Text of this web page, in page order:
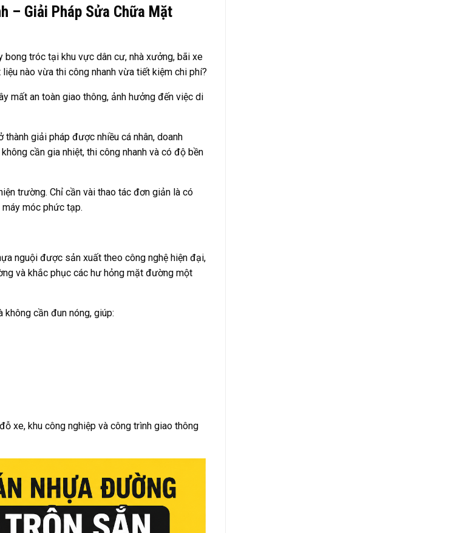
– Giải Pháp Sửa Chữa Mặt
bong tróc tại khu vực dân cư, nhà xưởng, bãi xe
nào vừa thi công nhanh vừa tiết kiệm chi phí?
mất an toàn giao thông, ảnh hưởng đến việc di
thành giải pháp được nhiều cá nhân, doanh
cần gia nhiệt, thi công nhanh và có độ bền
trường. Chỉ cần vài thao tác đơn giản là có
móc phức tạp.
nguội được sản xuất theo công nghệ hiện đại,
và khắc phục các hư hỏng mặt đường một
cần đun nóng, giúp:
xe, khu công nghiệp và công trình giao thông